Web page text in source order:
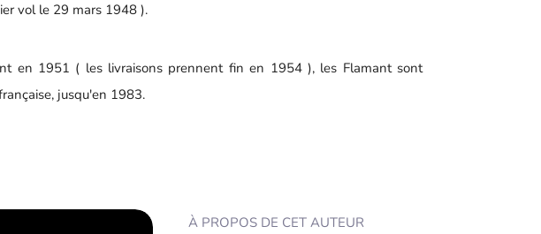
vol le 29 mars 1948 ).
en 1951 ( les livraisons prennent fin en 1954 ), les Flamant sont
jusqu'en 1983.
À PROPOS DE CET AUTEUR